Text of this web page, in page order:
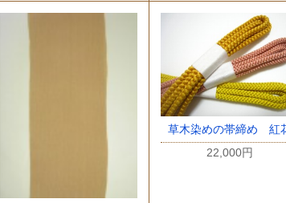
草木染めの帯締め 紅
22,000円